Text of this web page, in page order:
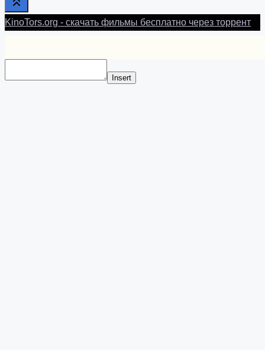
KinoTors.org - скачать фильмы бесплатно через торрент
Insert